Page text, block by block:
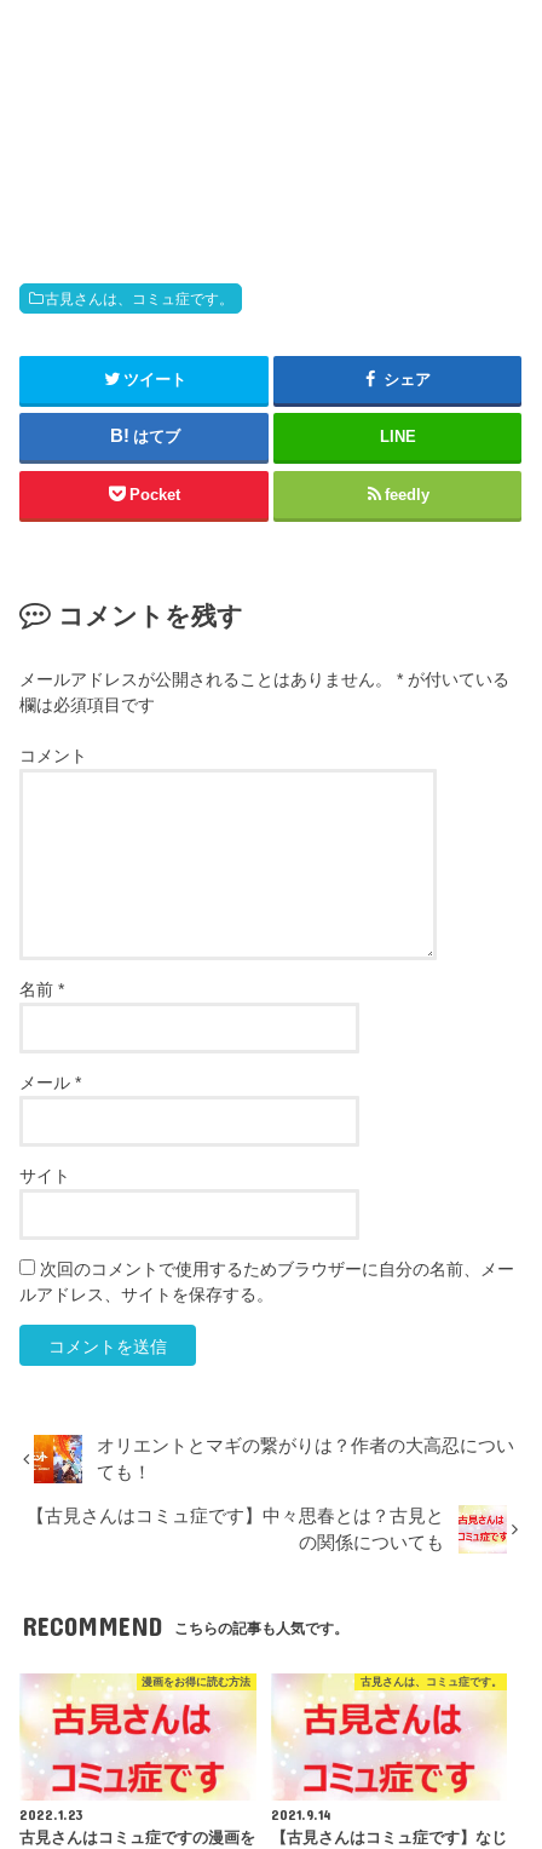
古見さんは、コミュ症です。
ツイート シェア
はてブ LINE
Pocket feedly
コメントを残す
メールアドレスが公開されることはありません。 * が付いている
欄は必須項目です
コメント
名前*
メール*
サイト
次回のコメントで使用するためブラウザーに自分の名前、メー
ルアドレス、サイトを保存する。
オリエントとマギの繋がりは？作者の大高忍につい
ても！
【古見さんはコミュ症です】中々思春とは？古見と
の関係についても
RECOMMEND こちらの記事も人気です。
漫画をお得に読む方法
2022.1.23
古見さんはコミュ症ですの漫画を
古見さんは、コミュ症です。
2021.9.14
【古見さんはコミュ症です】なじ